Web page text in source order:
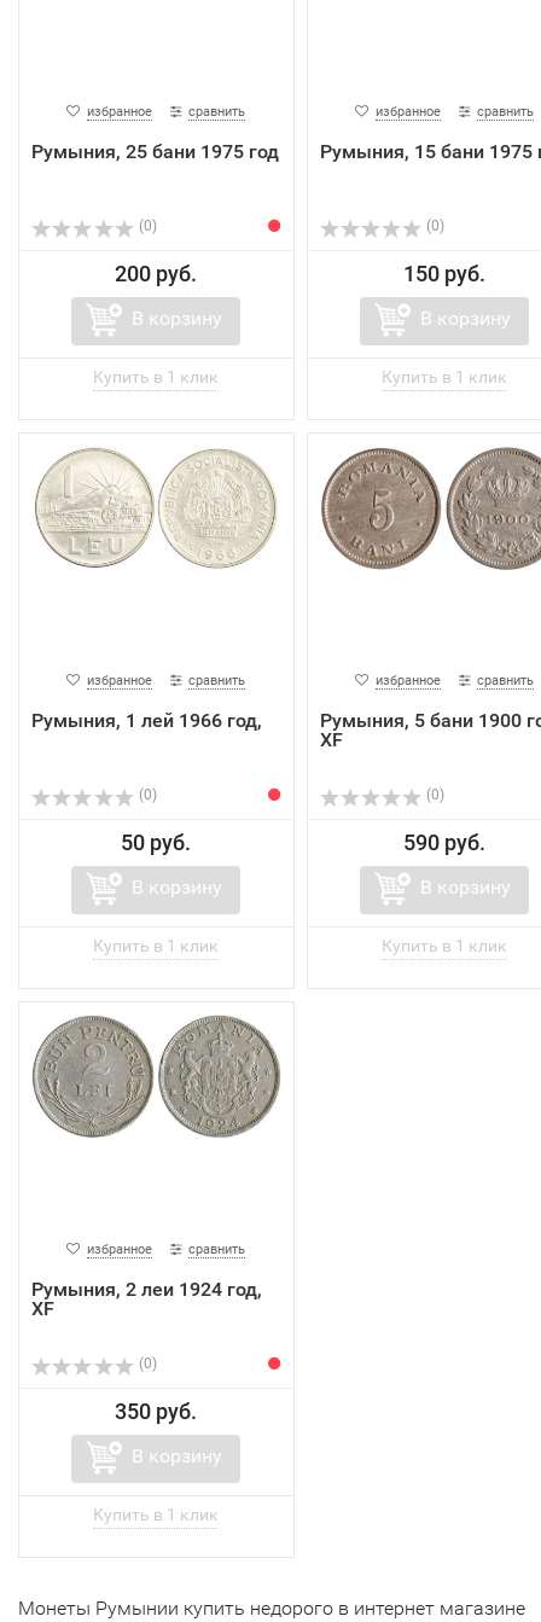
избранное сравнить
Румыния, 25 бани 1975 год
(0)
200 руб.
В корзину
избранное сравнить
Румыния, 15 бани 1975
(0)
150 руб.
В корзину
избранное сравнить
Румыния, 1 лей 1966 год,
(0)
50 руб.
В корзину
избранное сравнить
Румыния, 5 бани 1900
XF
(0)
590 руб.
В корзину
избранное сравнить
Румыния, 2 леи 1924 год,
XF
(0)
350 руб.
В корзину
Монеты Румынии купить недорого в интернет магазине